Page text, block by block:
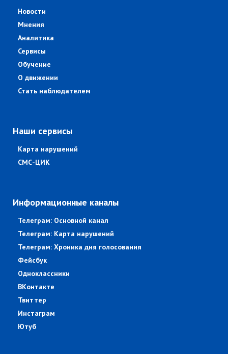
Новости
Мнения
Аналитика
Сервисы
Обучение
О движении
Стать наблюдателем
Наши сервисы
Карта нарушений
СМС-ЦИК
Информационные каналы
Телеграм: Основной канал
Телеграм: Карта нарушений
Телеграм: Хроника дня голосования
Фейсбук
Одноклассники
ВКонтакте
Твиттер
Инстаграм
Ютуб